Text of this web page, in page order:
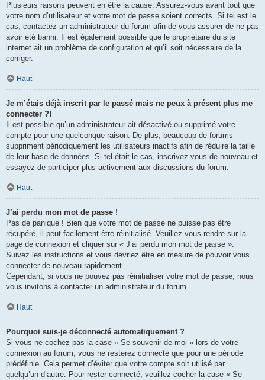
Plusieurs raisons peuvent en être la cause. Assurez-vous avant tout que
votre nom d’utilisateur et votre mot de passe soient corrects. Si tel est le
cas, contactez un administrateur du forum afin de vous assurer de ne pas
avoir été banni. Il est également possible que le propriétaire du site
internet ait un problème de configuration et qu’il soit nécessaire de la
corriger.
Haut
Je m’étais déjà inscrit par le passé mais ne peux à présent plus me
connecter ?!
Il est possible qu’un administrateur ait désactivé ou supprimé votre
compte pour une quelconque raison. De plus, beaucoup de forums
suppriment périodiquement les utilisateurs inactifs afin de réduire la taille
de leur base de données. Si tel était le cas, inscrivez-vous de nouveau et
essayez de participer plus activement aux discussions du forum.
Haut
J’ai perdu mon mot de passe !
Pas de panique ! Bien que votre mot de passe ne puisse pas être
récupéré, il peut facilement être réinitialisé. Veuillez vous rendre sur la
page de connexion et cliquer sur « J’ai perdu mon mot de passe ».
Suivez les instructions et vous devriez être en mesure de pouvoir vous
connecter de nouveau rapidement.
Cependant, si vous ne pouvez pas réinitialiser votre mot de passe, nous
vous invitons à contacter un administrateur du forum.
Haut
Pourquoi suis-je déconnecté automatiquement ?
Si vous ne cochez pas la case « Se souvenir de moi » lors de votre
connexion au forum, vous ne resterez connecté que pour une période
prédéfinie. Cela permet d’éviter que votre compte soit utilisé par
quelqu’un d’autre. Pour rester connecté, veuillez cocher la case « Se